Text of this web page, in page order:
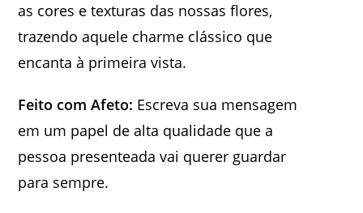
as cores e texturas das nossas flores,
trazendo aquele charme clássico que
encanta à primeira vista.
Feito com Afeto: Escreva sua mensagem
em um papel de alta qualidade que a
pessoa presenteada vai querer guardar
para sempre.